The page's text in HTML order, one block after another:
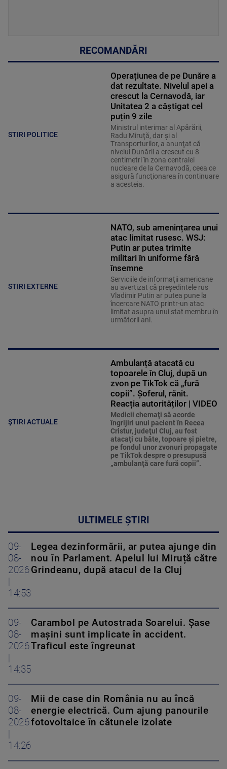
RECOMANDĂRI
STIRI POLITICE
Operațiunea de pe Dunăre a
dat rezultate. Nivelul apei a
crescut la Cernavodă, iar
Unitatea 2 a câștigat cel
puțin 9 zile
Ministrul interimar al Apărării,
Radu Miruţă, dar şi al
Transporturilor, a anunţat că
nivelul Dunării a crescut cu 8
centimetri în zona centralei
nucleare de la Cernavodă, ceea ce
asigură funcţionarea în continuare
a acesteia.
STIRI EXTERNE
NATO, sub amenințarea unui
atac limitat rusesc. WSJ:
Putin ar putea trimite
militari în uniforme fără
însemne
Serviciile de informații americane
au avertizat că președintele rus
Vladimir Putin ar putea pune la
încercare NATO printr-un atac
limitat asupra unui stat membru în
următorii ani.
ȘTIRI ACTUALE
Ambulanță atacată cu
topoarele în Cluj, după un
zvon pe TikTok că „fură
copii”. Șoferul, rănit.
Reacția autorităților | VIDEO
Medicii chemaţi să acorde
îngrijiri unui pacient în Recea
Cristur, judeţul Cluj, au fost
atacaţi cu bâte, topoare şi pietre,
pe fondul unor zvonuri propagate
pe TikTok despre o presupusă
„ambulanţă care fură copii”.
ULTIMELE ȘTIRI
09-
08-
2026
14:53
Legea dezinformării, ar putea ajunge din
nou în Parlament. Apelul lui Miruță către
Grindeanu, după atacul de la Cluj
09-
08-
2026
14:35
Carambol pe Autostrada Soarelui. Șase
mașini sunt implicate în accident.
Traficul este îngreunat
09-
08-
2026
14:26
Mii de case din România nu au încă
energie electrică. Cum ajung panourile
fotovoltaice în cătunele izolate